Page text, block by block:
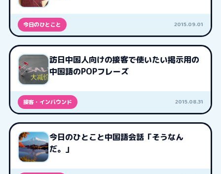
今日のひとこと 2015.09.01
訪日中国人向けの接客で使いたい掲示用の
中国語のPOPフレーズ
接客・インバウンド 2015.08.31
今日のひとこと中国語会話「そうなん
だ。」